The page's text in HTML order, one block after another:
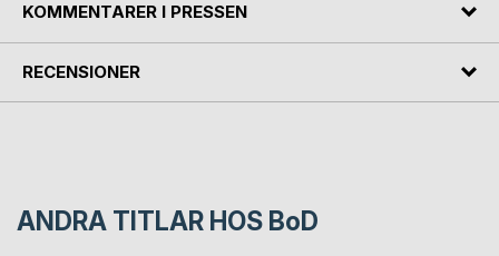
KOMMENTARER I PRESSEN
RECENSIONER
ANDRA TITLAR HOS BoD